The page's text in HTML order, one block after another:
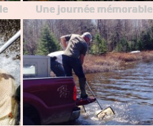
Une journée mémorable